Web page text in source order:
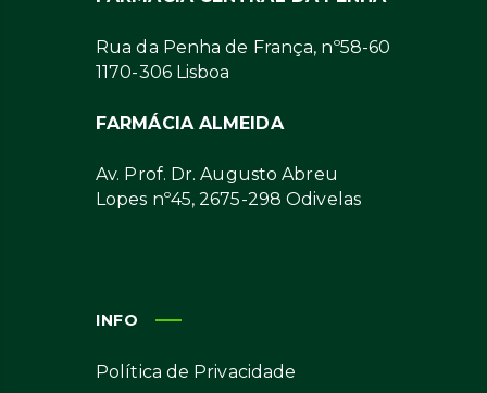
Rua da Penha de França, nº58-60
1170-306 Lisboa
FARMÁCIA ALMEIDA
Av. Prof. Dr. Augusto Abreu
Lopes nº45, 2675-298 Odivelas
INFO
Política de Privacidade